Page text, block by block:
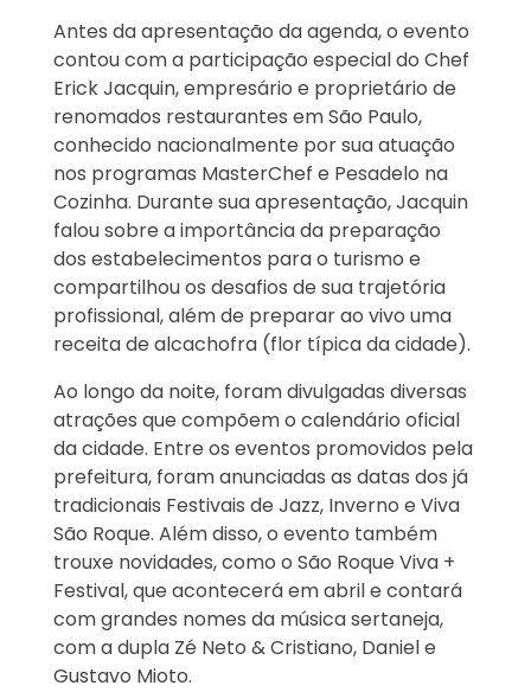
Antes da apresentação da agenda, o evento
contou com a participação especial do Chef
Erick Jacquin, empresário e proprietário de
renomados restaurantes em São Paulo,
conhecido nacionalmente por sua atuação
nos programas MasterChef e Pesadelo na
Cozinha. Durante sua apresentação, Jacquin
falou sobre a importância da preparação
dos estabelecimentos para o turismo e
compartilhou os desafios de sua trajetória
profissional, além de preparar ao vivo uma
receita de alcachofra (flor típica da cidade).
Ao longo da noite, foram divulgadas diversas
atrações que compõem o calendário oficial
da cidade. Entre os eventos promovidos pela
prefeitura, foram anunciadas as datas dos já
tradicionais Festivais de Jazz, Inverno e Viva
São Roque. Além disso, o evento também
trouxe novidades, como o São Roque Viva +
Festival, que acontecerá em abril e contará
com grandes nomes da música sertaneja,
com a dupla Zé Neto & Cristiano, Daniel e
Gustavo Mioto.